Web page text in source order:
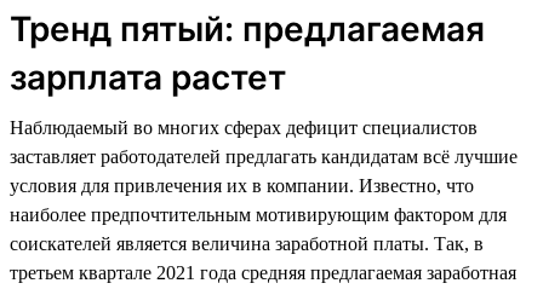
Тренд пятый: предлагаемая
зарплата растет
Наблюдаемый во многих сферах дефицит специалистов
заставляет работодателей предлагать кандидатам всё лучшие
условия для привлечения их в компании. Известно, что
наиболее предпочтительным мотивирующим фактором для
соискателей является величина заработной платы. Так, в
третьем квартале 2021 года средняя предлагаемая заработная